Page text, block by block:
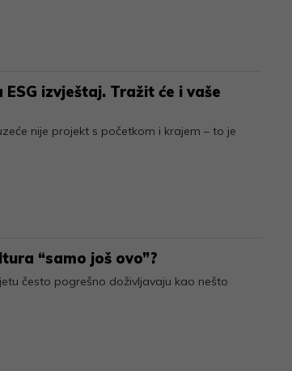
izvještaj. Tražit će i vaše
nije projekt s početkom i krajem – to je
“samo još ovo”?
često pogrešno doživljavaju kao nešto